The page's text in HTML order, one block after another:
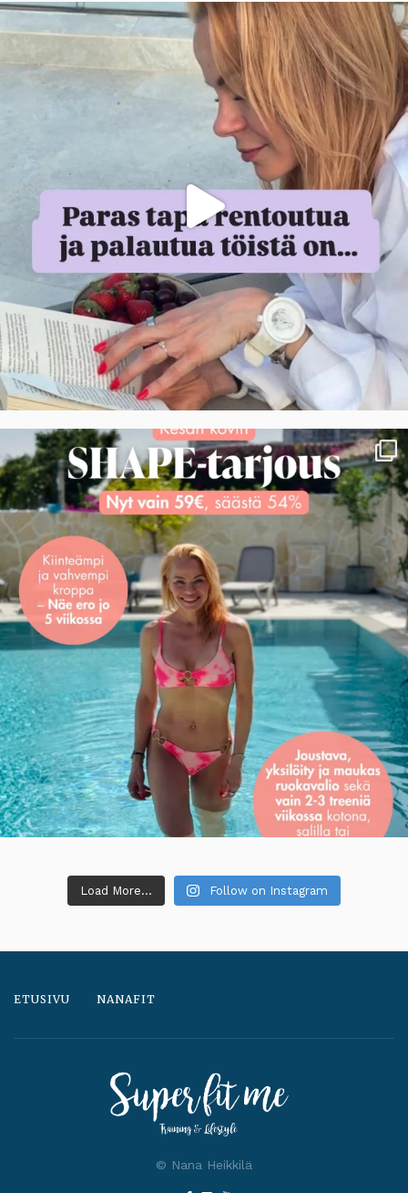
Load More... Follow on Instagram
ETUSIVU NANAFIT
© Nana Heikkilä